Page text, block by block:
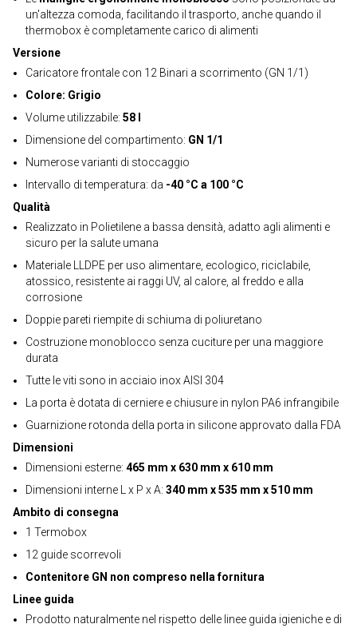
un'altezza comoda, facilitando il trasporto, anche quando il
thermobox è completamente carico di alimenti
Versione
Caricatore frontale con 12 Binari a scorrimento (GN 1/1)
Colore: Grigio
Volume utilizzabile: 58 l
Dimensione del compartimento: GN 1/1
Numerose varianti di stoccaggio
Intervallo di temperatura: da -40 °C a 100 °C
Qualità
Realizzato in Polietilene a bassa densità, adatto agli alimenti e
sicuro per la salute umana
Materiale LLDPE per uso alimentare, ecologico, riciclabile,
atossico, resistente ai raggi UV, al calore, al freddo e alla
corrosione
Doppie pareti riempite di schiuma di poliuretano
Costruzione monoblocco senza cuciture per una maggiore
durata
Tutte le viti sono in acciaio inox AISI 304
La porta è dotata di cerniere e chiusure in nylon PA6 infrangibile
Guarnizione rotonda della porta in silicone approvato dalla FDA
Dimensioni
Dimensioni esterne: 465 mm x 630 mm x 610 mm
Dimensioni interne L x P x A: 340 mm x 535 mm x 510 mm
Ambito di consegna
1 Termobox
12 guide scorrevoli
Contenitore GN non compreso nella fornitura
Linee guida
Prodotto naturalmente nel rispetto delle linee guida igieniche e di